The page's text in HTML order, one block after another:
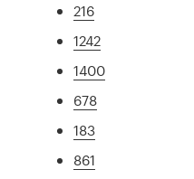
216
1242
1400
678
183
861